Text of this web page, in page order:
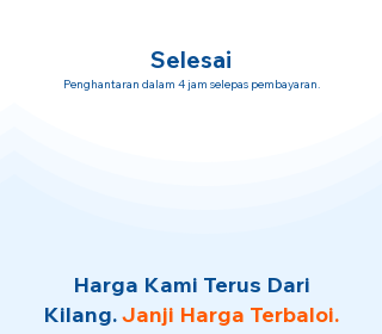
Selesai
Penghantaran dalam 4 jam selepas pembayaran.
Harga Kami Terus Dari
Kilang.Janji Harga Terbaloi.